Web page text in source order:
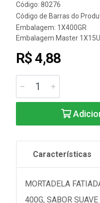
Código: 80276
Código de Barras do
Embalagem: 1X400GR
Embalagem Master
R$ 4,88
Características
MORTADELA
400G, SABOR